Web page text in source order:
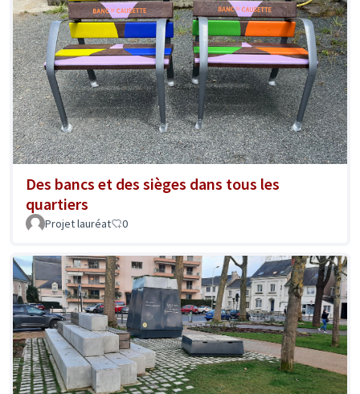
Des bancs et des sièges dans tous les
quartiers
Projet lauréat 0